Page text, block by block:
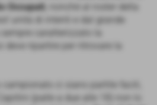
Occupati , nonché al roster della
di intenti e dal grande
caratterizzato la
deve ripartire per ritrovare la
campionato ci siano partite facili,
(palle a due alle 18) non lo